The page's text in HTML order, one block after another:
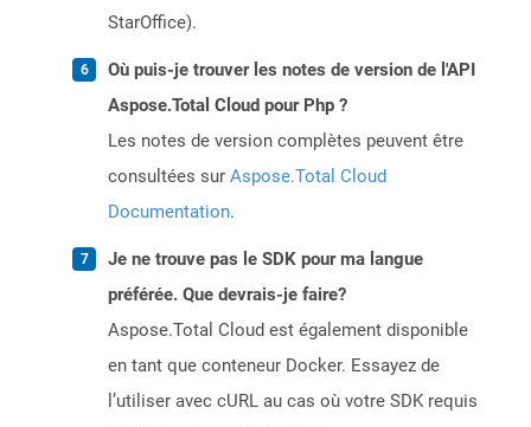
StarOffice).
Où puis-je trouver les notes de version de l'API
Aspose.Total Cloud pour Php ?
Les notes de version complètes peuvent être
consultées sur Aspose.Total Cloud
Documentation.
Je ne trouve pas le SDK pour ma langue
préférée. Que devrais-je faire?
Aspose.Total Cloud est également disponible
en tant que conteneur Docker. Essayez de
l’utiliser avec cURL au cas où votre SDK requis